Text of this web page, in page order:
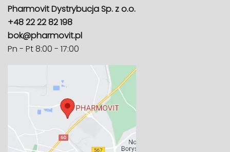
Pharmovit Dystrybucja Sp. z o.o.
+48 22 22 82 198
bok@pharmovit.pl
Pn - Pt 8:00 - 17:00